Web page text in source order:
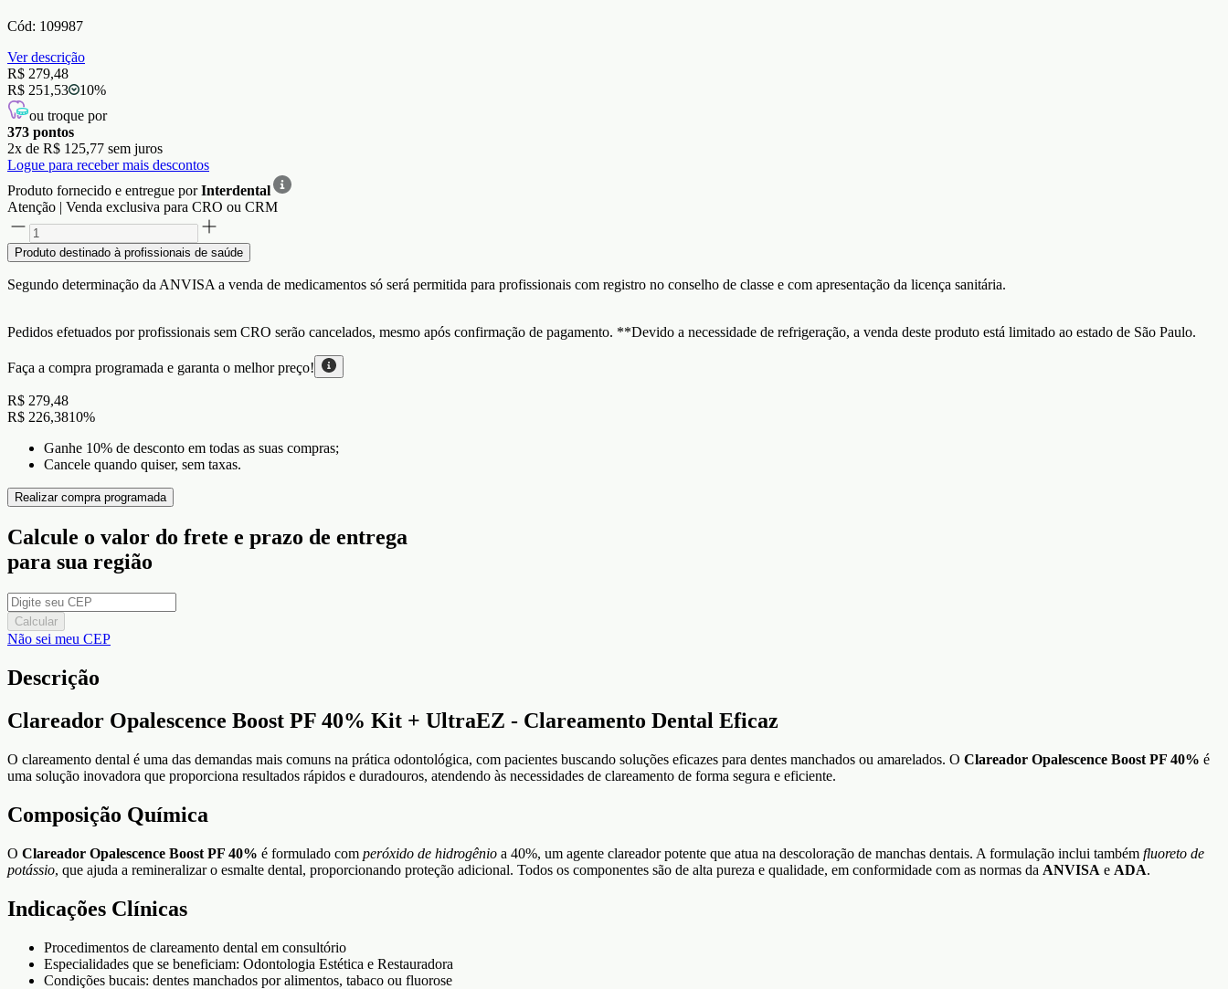
Cód: 109987
Ver descrição
R$ 279,48
R$ 251,53
10%
ou troque por
373 pontos
2x de R$ 125,77 sem juros
Logue para receber mais descontos
Produto fornecido e entregue porInterdental
Atenção | Venda exclusiva para CRO ou CRM
Produto destinado à profissionais de saúde
Segundo determinação da ANVISA a venda de medicamentos só será permitida para profissionais com registro no conselho de classe e com apresentação da licença sanitária.
Pedidos efetuados por profissionais sem CRO serão cancelados, mesmo após confirmação de pagamento. **Devido a necessidade de refrigeração, a venda deste produto está limitado ao estado de São Paulo.
Faça a compra programada e garanta o melhor preço!
R$ 279,48
R$ 226,3810%
Ganhe 10% de desconto em todas as suas compras;
Cancele quando quiser, sem taxas.
Realizar compra programada
Calcule o valor do frete e prazo de entrega
para sua região
Calcular
Não sei meu CEP
Descrição
Clareador Opalescence Boost PF 40% Kit + UltraEZ - Clareamento Dental Eficaz
O clareamento dental é uma das demandas mais comuns na prática odontológica, com pacientes buscando soluções eficazes para dentes manchados ou amarelados. O Clareador Opalescence Boost PF 40% é
uma solução inovadora que proporciona resultados rápidos e duradouros, atendendo às necessidades de clareamento de forma segura e eficiente.
Composição Química
O Clareador Opalescence Boost PF 40% é formulado com peróxido de hidrogênio a 40%, um agente clareador potente que atua na descoloração de manchas dentais. A formulação inclui também fluoreto de
potássio, que ajuda a remineralizar o esmalte dental, proporcionando proteção adicional. Todos os componentes são de alta pureza e qualidade, em conformidade com as normas da ANVISA e ADA.
Indicações Clínicas
Procedimentos de clareamento dental em consultório
Especialidades que se beneficiam: Odontologia Estética e Restauradora
Condições bucais: dentes manchados por alimentos, tabaco ou fluorose